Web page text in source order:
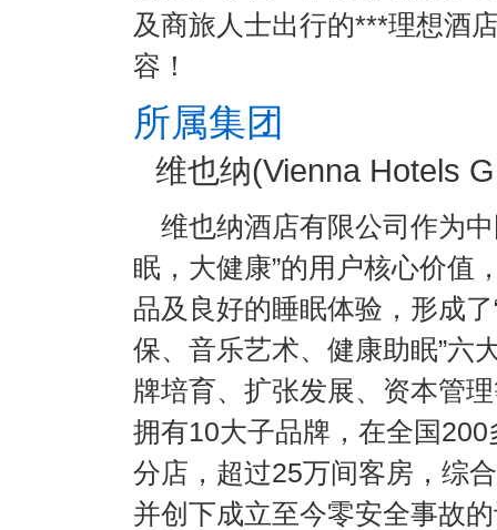
及商旅人士出行的***理想酒
容！
所属集团
维也纳(Vienna Hotels
维也纳酒店有限公司作为
眠，大健康”的用户核心价值
品及良好的睡眠体验，形成
保、音乐艺术、健康助眠”六
牌培育、扩张发展、资本管
拥有10大子品牌，在全国
分店，超过25万间客房，综
并创下成立至今零安全事故